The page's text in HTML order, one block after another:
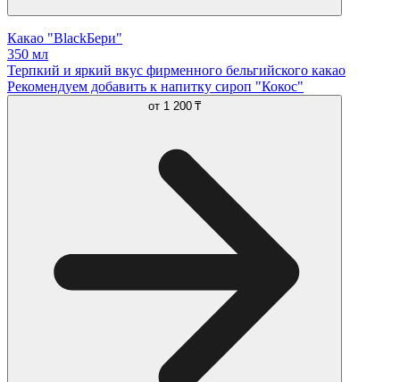
Какао "BlackБери"
350 мл
Терпкий и яркий вкус фирменного бельгийского какао
Рекомендуем добавить к напитку сироп "Кокос"
от 1 200 ₸